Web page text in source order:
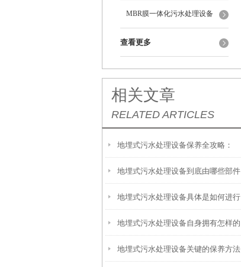
MBR膜一体化污水处理设备
查看更多
相关文章
RELATED ARTICLES
地埋式污水处理设备保养全攻略：
让“地下卫士”持续高效运转
地埋式污水处理设备到底由哪些部件
撑起？核心结构一文拆解
地埋式污水处理设备具体是如何进行
安装的呢？
地埋式污水处理设备自身拥有怎样的
特点呢？
地埋式污水处理设备关键的保养方法